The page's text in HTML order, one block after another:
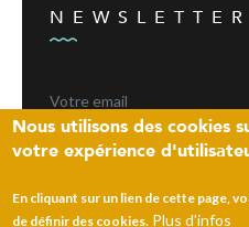
NEWSLETTER
ENVOYER
Nous utilisons des cookies
votre expérience
En cliquant sur un lien de cette page,
de définir des cookies. Plus d'infos